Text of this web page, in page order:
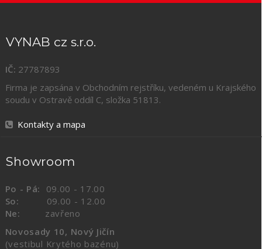
VYNAB cz s.r.o.
IČ: 27787893
Firma je zapsána v Obchodním rejstříku, vedeném u Krajského
soudu v Ostravě oddíl C, složka 51813.
Kontakty a mapa
Showroom
Po - Pá:
09.00 - 17.00
So: 09.00 - 12.00
Ne: zavřeno
Novosady 10, Nový Jičín
(vestibul Krytého bazénu)